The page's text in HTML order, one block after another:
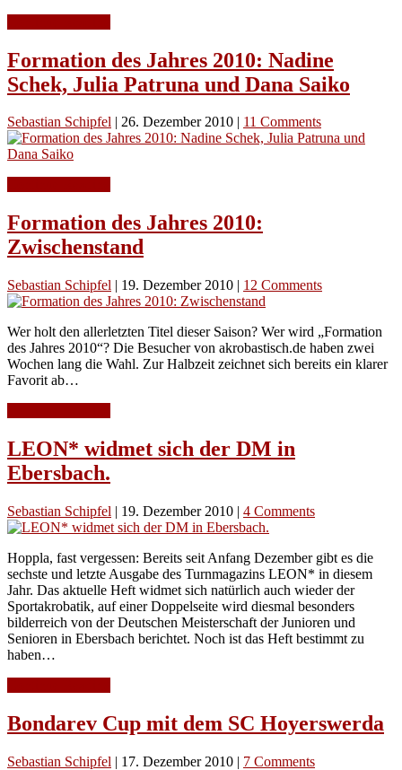
Formation des Jahres 2010: Nadine
Schek, Julia Patruna und Dana Saiko
Sebastian Schipfel | 26. Dezember 2010 | 11 Comments
Formation des Jahres 2010:
Zwischenstand
Sebastian Schipfel | 19. Dezember 2010 | 12 Comments
Wer holt den allerletzten Titel dieser Saison? Wer wird „Formation
des Jahres 2010“? Die Besucher von akrobastisch.de haben zwei
Wochen lang die Wahl. Zur Halbzeit zeichnet sich bereits ein klarer
Favorit ab…
LEON* widmet sich der DM in
Ebersbach.
Sebastian Schipfel | 19. Dezember 2010 | 4 Comments
Hoppla, fast vergessen: Bereits seit Anfang Dezember gibt es die
sechste und letzte Ausgabe des Turnmagazins LEON* in diesem
Jahr. Das aktuelle Heft widmet sich natürlich auch wieder der
Sportakrobatik, auf einer Doppelseite wird diesmal besonders
bilderreich von der Deutschen Meisterschaft der Junioren und
Senioren in Ebersbach berichtet. Noch ist das Heft bestimmt zu
haben…
Bondarev Cup mit dem SC Hoyerswerda
Sebastian Schipfel | 17. Dezember 2010 | 7 Comments